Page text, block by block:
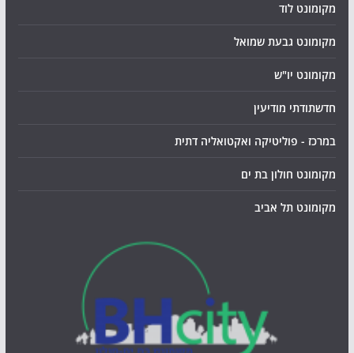
מקומונט לוד
מקומונט גבעת שמואל
מקומונט יו"ש
חדשתודתי מודיעין
במרכז - פוליטיקה ואקטואליה דתית
מקומונט חולון בת ים
מקומונט תל אביב